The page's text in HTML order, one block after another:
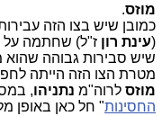
מוזס.
כמובן שיש בצו הזה
(עינת רון ז"ל) שחתמה על
שיש סבירות גבוהה
מטרת הצו הזה הייתה
מוזס לרוה"מ נתניהו,
החסינות" חל כאן באופן